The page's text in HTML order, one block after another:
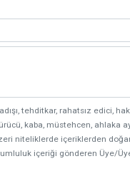
tehditkar, rahatsız edici,
kaba, müstehcen, ahlaka
niteliklerde içeriklerden
içeriği gönderen Üye/